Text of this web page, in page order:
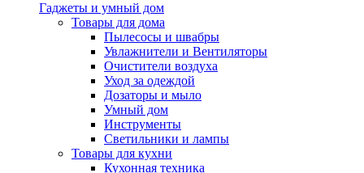
Гаджеты и умный дом
Товары для дома
Пылесосы и швабры
Увлажнители и Вентиляторы
Очистители воздуха
Уход за одеждой
Дозаторы и мыло
Умный дом
Инструменты
Светильники и лампы
Товары для кухни
Кухонная техника